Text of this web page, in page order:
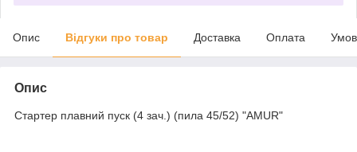
Опис Відгуки про товар Доставка Оплата
Опис
Стартер плавний пуск (4 зач.) (пила 45/52) "AMUR"